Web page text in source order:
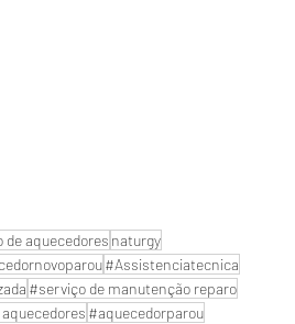
de aquecedores naturgy
#Assistenciatecnica
#serviço de manutenção reparo
#aquecedorparou